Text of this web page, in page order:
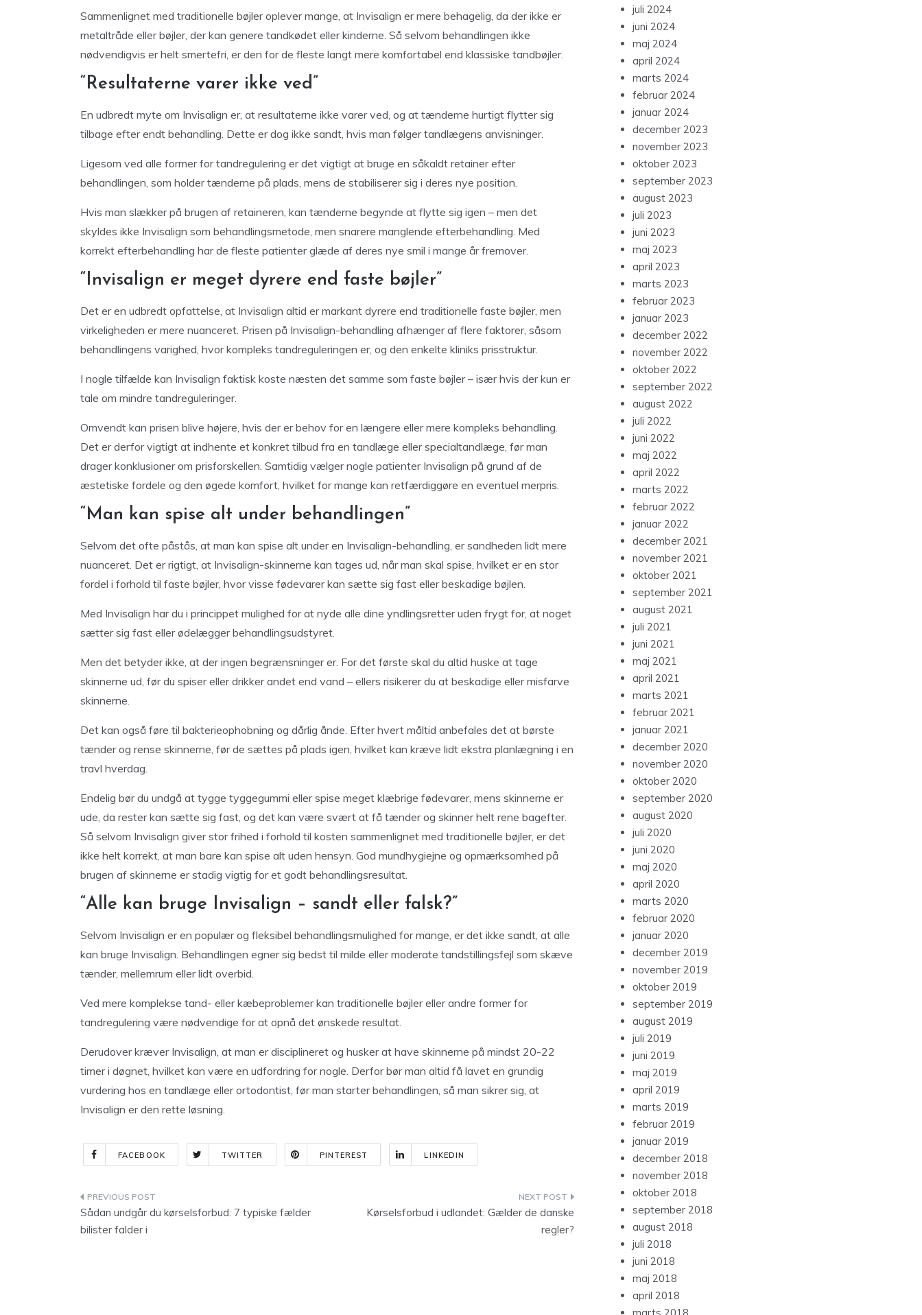
Sammenlignet med traditionelle bøjler oplever mange, at Invisalign er mere behagelig, da der ikke er
metaltråde eller bøjler, der kan genere tandkødet eller kinderne. Så selvom behandlingen ikke
nødvendigvis er helt smertefri, er den for de fleste langt mere komfortabel end klassiske tandbøjler.
“Resultaterne varer ikke ved”
En udbredt myte om Invisalign er, at resultaterne ikke varer ved, og at tænderne hurtigt flytter sig
tilbage efter endt behandling. Dette er dog ikke sandt, hvis man følger tandlægens anvisninger.
Ligesom ved alle former for tandregulering er det vigtigt at bruge en såkaldt retainer efter
behandlingen, som holder tænderne på plads, mens de stabiliserer sig i deres nye position.
Hvis man slækker på brugen af retaineren, kan tænderne begynde at flytte sig igen – men det
skyldes ikke Invisalign som behandlingsmetode, men snarere manglende efterbehandling. Med
korrekt efterbehandling har de fleste patienter glæde af deres nye smil i mange år fremover.
“Invisalign er meget dyrere end faste bøjler”
Det er en udbredt opfattelse, at Invisalign altid er markant dyrere end traditionelle faste bøjler, men
virkeligheden er mere nuanceret. Prisen på Invisalign-behandling afhænger af flere faktorer, såsom
behandlingens varighed, hvor kompleks tandreguleringen er, og den enkelte kliniks prisstruktur.
I nogle tilfælde kan Invisalign faktisk koste næsten det samme som faste bøjler – især hvis der kun er
tale om mindre tandreguleringer.
Omvendt kan prisen blive højere, hvis der er behov for en længere eller mere kompleks behandling.
Det er derfor vigtigt at indhente et konkret tilbud fra en tandlæge eller specialtandlæge, før man
drager konklusioner om prisforskellen. Samtidig vælger nogle patienter Invisalign på grund af de
æstetiske fordele og den øgede komfort, hvilket for mange kan retfærdiggøre en eventuel merpris.
“Man kan spise alt under behandlingen”
Selvom det ofte påstås, at man kan spise alt under en Invisalign-behandling, er sandheden lidt mere
nuanceret. Det er rigtigt, at Invisalign-skinnerne kan tages ud, når man skal spise, hvilket er en stor
fordel i forhold til faste bøjler, hvor visse fødevarer kan sætte sig fast eller beskadige bøjlen.
Med Invisalign har du i princippet mulighed for at nyde alle dine yndlingsretter uden frygt for, at noget
sætter sig fast eller ødelægger behandlingsudstyret.
Men det betyder ikke, at der ingen begrænsninger er. For det første skal du altid huske at tage
skinnerne ud, før du spiser eller drikker andet end vand – ellers risikerer du at beskadige eller misfarve
skinnerne.
Det kan også føre til bakterieophobning og dårlig ånde. Efter hvert måltid anbefales det at børste
tænder og rense skinnerne, før de sættes på plads igen, hvilket kan kræve lidt ekstra planlægning i en
travl hverdag.
Endelig bør du undgå at tygge tyggegummi eller spise meget klæbrige fødevarer, mens skinnerne er
ude, da rester kan sætte sig fast, og det kan være svært at få tænder og skinner helt rene bagefter.
Så selvom Invisalign giver stor frihed i forhold til kosten sammenlignet med traditionelle bøjler, er det
ikke helt korrekt, at man bare kan spise alt uden hensyn. God mundhygiejne og opmærksomhed på
brugen af skinnerne er stadig vigtig for et godt behandlingsresultat.
“Alle kan bruge Invisalign – sandt eller falsk?”
Selvom Invisalign er en populær og fleksibel behandlingsmulighed for mange, er det ikke sandt, at alle
kan bruge Invisalign. Behandlingen egner sig bedst til milde eller moderate tandstillingsfejl som skæve
tænder, mellemrum eller lidt overbid.
Ved mere komplekse tand- eller kæbeproblemer kan traditionelle bøjler eller andre former for
tandregulering være nødvendige for at opnå det ønskede resultat.
Derudover kræver Invisalign, at man er disciplineret og husker at have skinnerne på mindst 20-22
timer i døgnet, hvilket kan være en udfordring for nogle. Derfor bør man altid få lavet en grundig
vurdering hos en tandlæge eller ortodontist, før man starter behandlingen, så man sikrer sig, at
Invisalign er den rette løsning.
FACEBOOK TWITTER PINTEREST LINKEDIN
Indlægsnavigation
Sådan undgår du kørselsforbud: 7 typiske fælder
bilister falder i
Kørselsforbud i udlandet: Gælder de danske
regler?
juli 2024
juni 2024
maj 2024
april 2024
marts 2024
februar 2024
januar 2024
december 2023
november 2023
oktober 2023
september 2023
august 2023
juli 2023
juni 2023
maj 2023
april 2023
marts 2023
februar 2023
januar 2023
december 2022
november 2022
oktober 2022
september 2022
august 2022
juli 2022
juni 2022
maj 2022
april 2022
marts 2022
februar 2022
januar 2022
december 2021
november 2021
oktober 2021
september 2021
august 2021
juli 2021
juni 2021
maj 2021
april 2021
marts 2021
februar 2021
januar 2021
december 2020
november 2020
oktober 2020
september 2020
august 2020
juli 2020
juni 2020
maj 2020
april 2020
marts 2020
februar 2020
januar 2020
december 2019
november 2019
oktober 2019
september 2019
august 2019
juli 2019
juni 2019
maj 2019
april 2019
marts 2019
februar 2019
januar 2019
december 2018
november 2018
oktober 2018
september 2018
august 2018
juli 2018
juni 2018
maj 2018
april 2018